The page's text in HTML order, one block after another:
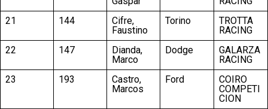
21
144
Cifre,
Faustino
Torino
TROTTA
RACING
22
147
Dianda,
Marco
Dodge
GALARZA
RACING
23
193
Castro,
Marcos
Ford
COIRO
COMPETI
CION